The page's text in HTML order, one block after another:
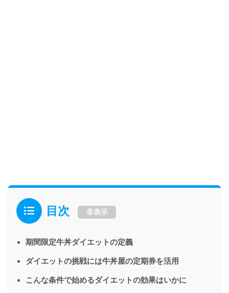
目次 非表示
期間限定牛丼ダイエットの定義
ダイエットの挑戦には牛丼屋の定期券を活用
こんな条件で始めるダイエットの効果はいかに